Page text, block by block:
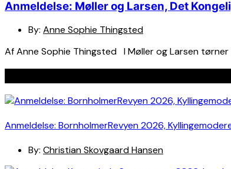
Anmeldelse: Møller og Larsen, Det
By: Anne Sophie Thingsted
Af Anne Sophie Thingsted I Møller og Larsen
Anmeldelse: BornholmerRevyen 2026,
By: Christian Skovgaard Hansen